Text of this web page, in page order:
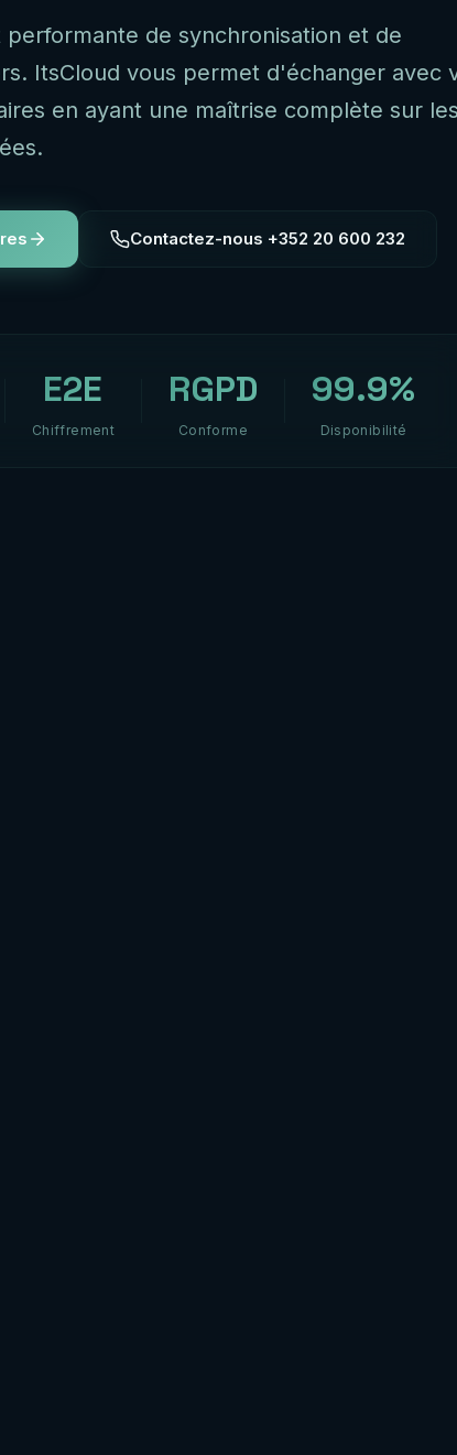
de synchronisation et de
ItsCloud vous permet d'échanger avec
en ayant une maîtrise complète sur
Contactez-nous +352 20 600 232
E2E
Chiffrement
RGPD
Conforme
99.9%
Disponibilité